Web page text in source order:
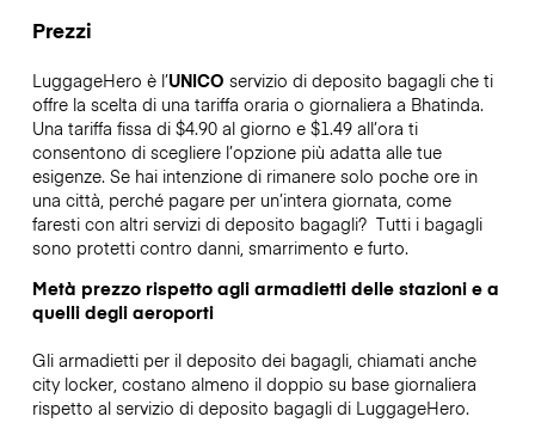
Prezzi
LuggageHero è l’UNICO servizio di deposito bagagli che ti
offre la scelta di una tariffa oraria o giornaliera a Bhatinda.
Una tariffa fissa di $4.90 al giorno e $1.49 all’ora ti
consentono di scegliere l’opzione più adatta alle tue
esigenze. Se hai intenzione di rimanere solo poche ore in
una città, perché pagare per un’intera giornata, come
faresti con altri servizi di deposito bagagli? Tutti i bagagli
sono protetti contro danni, smarrimento e furto.
Metà prezzo rispetto agli armadietti delle stazioni e a
quelli degli aeroporti
Gli armadietti per il deposito dei bagagli, chiamati anche
city locker, costano almeno il doppio su base giornaliera
rispetto al servizio di deposito bagagli di LuggageHero.